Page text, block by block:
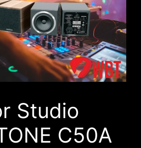
Studio
C50A